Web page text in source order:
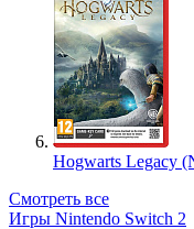
Hogwarts Legacy
Смотреть все
Игры Nintendo Switch 2